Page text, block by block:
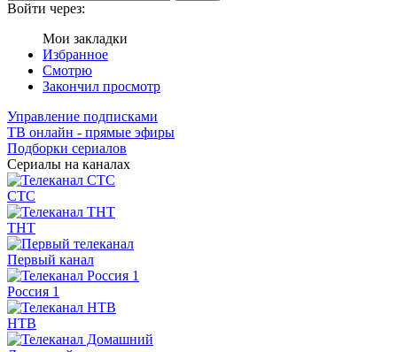
Войти через:
Мои закладки
Избранное
Смотрю
Закончил просмотр
Управление подписками
ТВ онлайн - прямые эфиры
Подборки сериалов
Сериалы на каналах
СТС
ТНТ
Первый канал
Россия 1
НТВ